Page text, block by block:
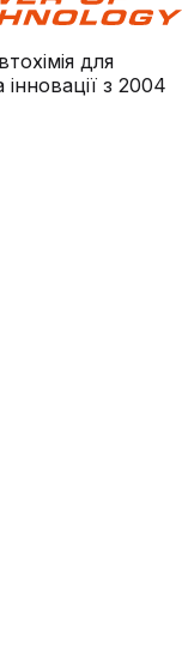
для
з 2004